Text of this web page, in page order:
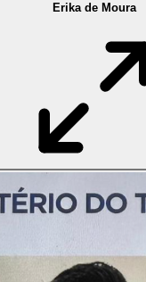
Erika de Moura